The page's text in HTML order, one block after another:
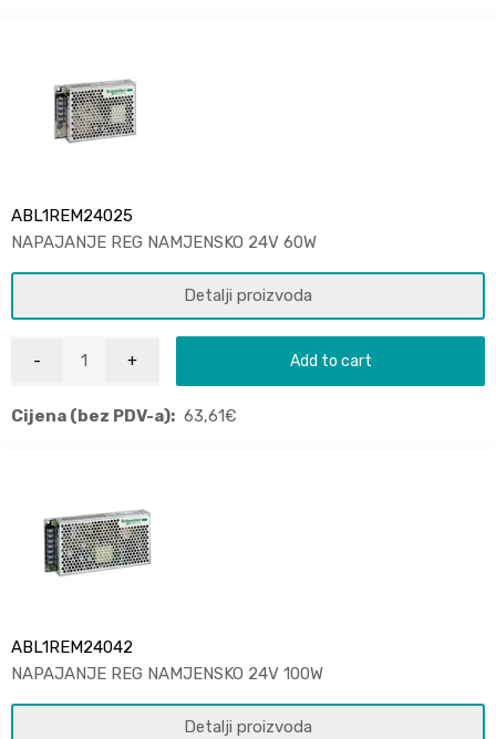
ABL1REM24025
NAPAJANJE REG NAMJENSKO 24V 60W
Detalji proizvoda
Add to cart
Cijena (bez PDV-a): 63,61€
ABL1REM24042
NAPAJANJE REG NAMJENSKO 24V 100W
Detalji proizvoda